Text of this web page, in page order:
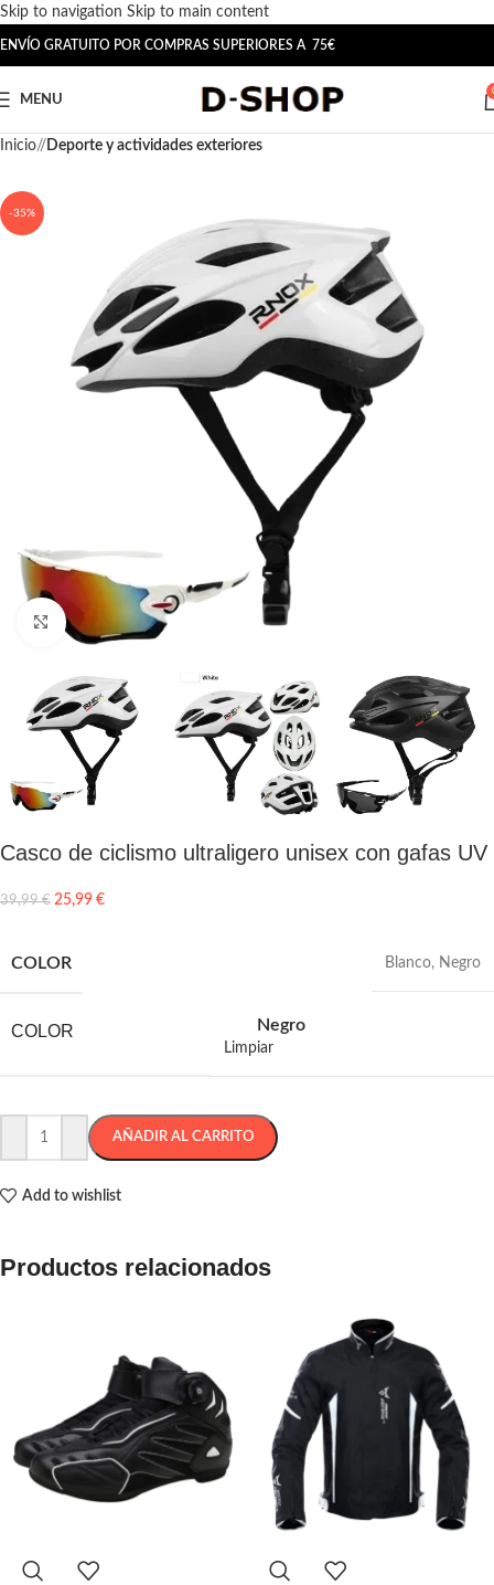
Skip to navigation Skip to main content
ENVÍO GRATUITO POR COMPRAS SUPERIORES A 75€
MENU
Inicio/ Deporte y actividades exteriores
-35%
Click to enlarge
Casco de ciclismo ultraligero unisex con gafas UV
39,99€ 25,99 €
COLOR Blanco, Negro
COLOR Negro
Limpiar
AÑADIR AL CARRITO
Add to wishlist
Productos relacionados